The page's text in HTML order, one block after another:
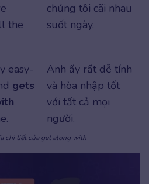
the
chúng tôi cãi nhau
suốt ngày.
easy-
gets
Anh ấy rất dễ tính
và hòa nhập tốt
với tất cả mọi
người.
chi tiết của get along with